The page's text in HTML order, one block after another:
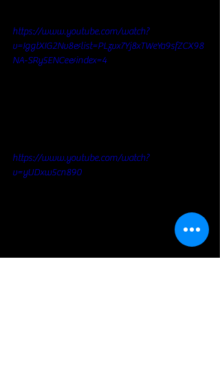
https://www.youtube.com/watch?
v=IggtXIG2Nv8&list=PLzvx7Yj8xTWeYa9sfZCX98
NA-SRy5ENCe&index=4
https://www.youtube.com/watch?
v=yUDxw5cn890